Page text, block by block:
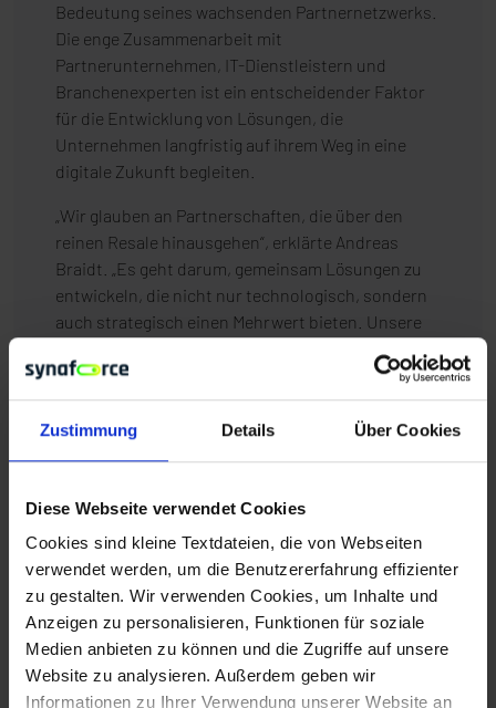
Zustimmung Details Über Cookies
Diese Webseite verwendet Cookies
Cookies sind kleine Textdateien, die von Webseiten
verwendet werden, um die Benutzererfahrung effizienter
zu gestalten. Wir verwenden Cookies, um Inhalte und
Anzeigen zu personalisieren, Funktionen für soziale
Medien anbieten zu können und die Zugriffe auf unsere
Website zu analysieren. Außerdem geben wir
Informationen zu Ihrer Verwendung unserer Website an
Bedeutung seines wachsenden Partnernetzwerks.
Die enge Zusammenarbeit mit
Partnerunternehmen, IT-Dienstleistern und
Branchenexperten ist ein entscheidender Faktor
für die Entwicklung von Lösungen, die
Unternehmen langfristig auf ihrem Weg in eine
digitale Zukunft begleiten.
„Wir glauben an Partnerschaften, die über den
reinen Resale hinausgehen“, erklärte Andreas
Braidt. „Es geht darum, gemeinsam Lösungen zu
entwickeln, die nicht nur technologisch, sondern
auch strategisch einen Mehrwert bieten. Unsere
wenn es darum geht, die digitale Transformation
voranzutreiben.“
Der Blick nach vorn: synaforce auf dem Weg in
eine souveräne digitale Zukunft
synaGy 2025 hat gezeigt, dass synaforce weit mehr
ist als nur ein Anbieter von Hosting- und Cloud-
Lösungen. Das Unternehmen ist ein wichtiger
Akteur im Bereich digitale Souveränität,